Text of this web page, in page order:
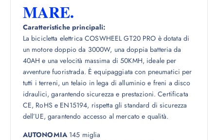
MARE.
Caratteristiche principali:
La bicicletta elettrica COSWHEEL GT20 PRO è dotata di
un motore doppio da 3000W, una doppia batteria da
40AH e una velocità massima di 50KMH, ideale per
avventure fuoristrada. È equipaggiata con pneumatici per
tutti i terreni, un telaio in lega di alluminio e freni a disco
idraulici, garantendo sicurezza e prestazioni. Certificata
CE, RoHS e EN15194, rispetta gli standard di sicurezza
dell’UE, garantendo accesso al mercato e qualità.
AUTONOMIA145 miglia